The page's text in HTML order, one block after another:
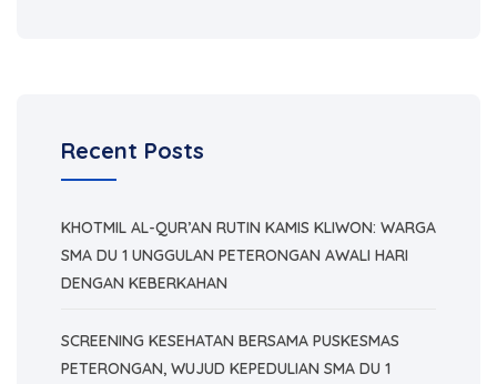
Recent Posts
KHOTMIL AL-QUR’AN RUTIN KAMIS KLIWON: WARGA
SMA DU 1 UNGGULAN PETERONGAN AWALI HARI
DENGAN KEBERKAHAN
SCREENING KESEHATAN BERSAMA PUSKESMAS
PETERONGAN, WUJUD KEPEDULIAN SMA DU 1